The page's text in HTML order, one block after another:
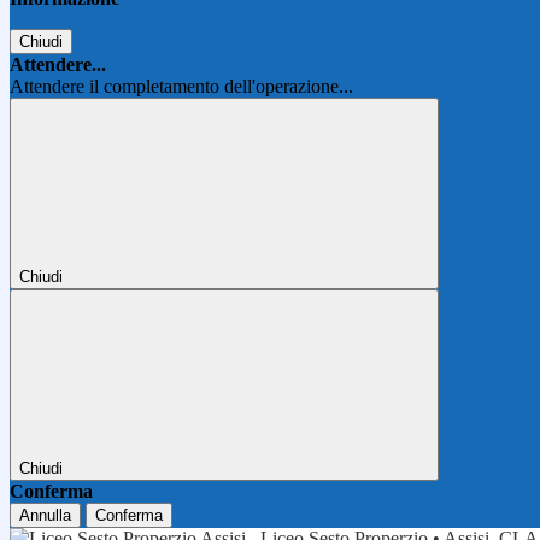
Chiudi
Attendere...
Attendere il completamento dell'operazione...
Chiudi
Chiudi
Conferma
Annulla Conferma